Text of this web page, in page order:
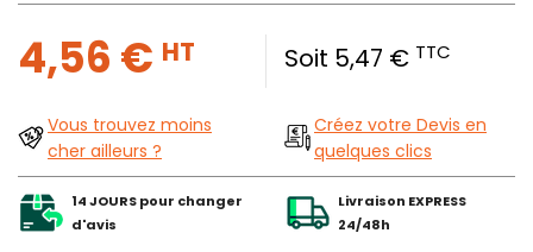
4,56 € HT Soit 5,47 € TTC
Vous trouvez moins
cher ailleurs ?
Créez votre Devis en
quelques clics
14 JOURS pour changer
d'avis
Livraison EXPRESS
24/48h